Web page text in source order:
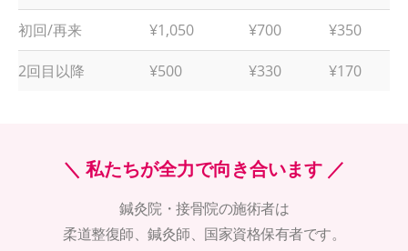
初回/再来 ¥1,050 ¥700 ¥350
2回目以降 ¥500 ¥330 ¥170
＼ 私たちが全力で向き合います ／
鍼灸院・接骨院の施術者は
柔道整復師、鍼灸師、国家資格保有者です。